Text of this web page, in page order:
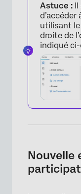
Astuce : Il
d’accéder
utilisant
droite de
indiqué
Nouvelle